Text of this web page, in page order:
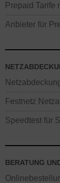
Prepaid Tarife
Anbieter für
Festnetz
Speedtest für
BERATUNG